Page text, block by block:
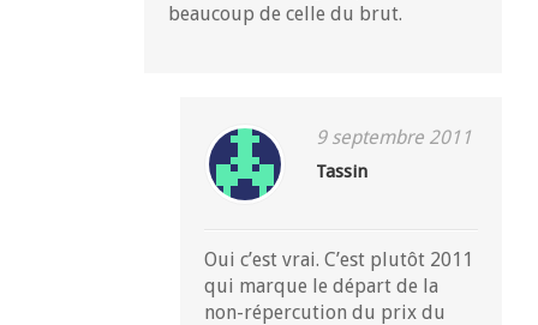
beaucoup de celle du brut.
9 septembre 2011
Tassin
Oui c’est vrai. C’est plutôt 2011
qui marque le départ de la
non-répercution du prix du